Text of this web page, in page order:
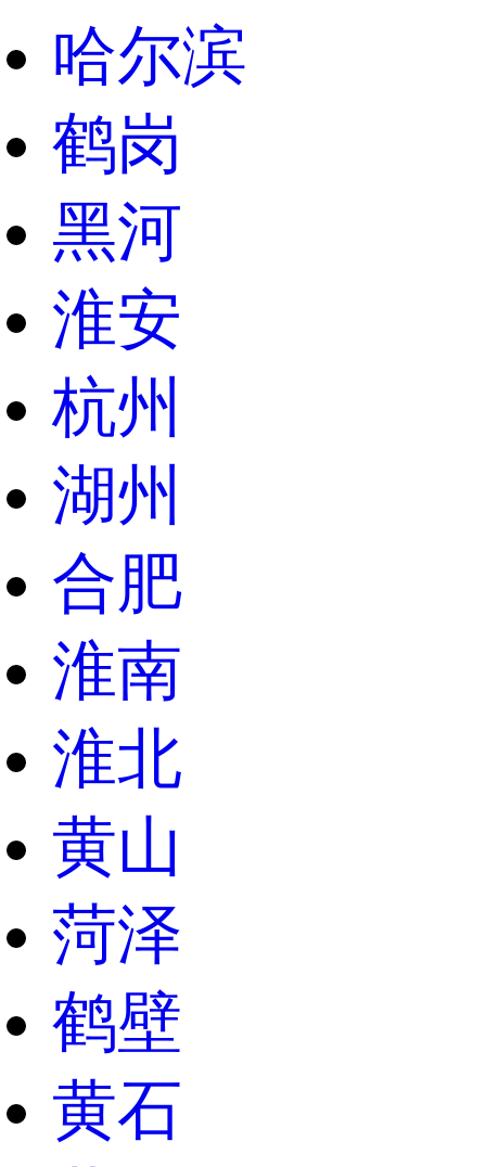
哈尔滨
鹤岗
黑河
淮安
杭州
湖州
合肥
淮南
淮北
黄山
菏泽
鹤壁
黄石